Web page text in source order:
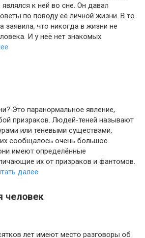
к ней во сне. Он давал
по поводу её личной жизни. В то
заявила, что никогда в жизни не
И у неё нет знакомых
Это паранормальное явление,
призраков. Людей-теней называют
или теневыми существами,
сообщалось очень большое
имеют определённые
их от призраков и фантомов.
далее
лет имеют место разговоры об